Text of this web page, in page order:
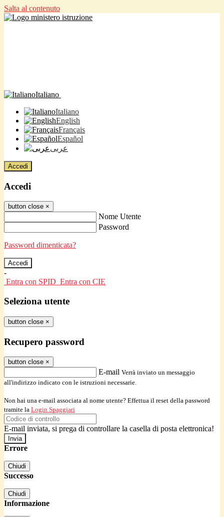
Salta al contenuto
Italiano
Italiano
English
Français
Español
عربى
Accedi
Accedi
button close ×
Nome Utente
Password
Password dimenticata?
-
Entra con SPID Entra con CIE
Seleziona utente
button close ×
Recupero password
button close ×
E-mail Verrà inviato un messaggio
all'indirizzo indicato con le istruzioni necessarie.
Non hai una e-mail associata al nome utente? Effettua il reset della password
tramite la Login Spaggiari
E-mail inviata, si prega di controllare la casella di posta elettronica!
Errore
Chiudi
Successo
Chiudi
Informazione